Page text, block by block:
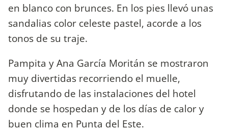
en blanco con brunces. En los pies llevó unas
sandalias color celeste pastel, acorde a los
tonos de su traje.
Pampita y Ana García Moritán se mostraron
muy divertidas recorriendo el muelle,
disfrutando de las instalaciones del hotel
donde se hospedan y de los días de calor y
buen clima en Punta del Este.